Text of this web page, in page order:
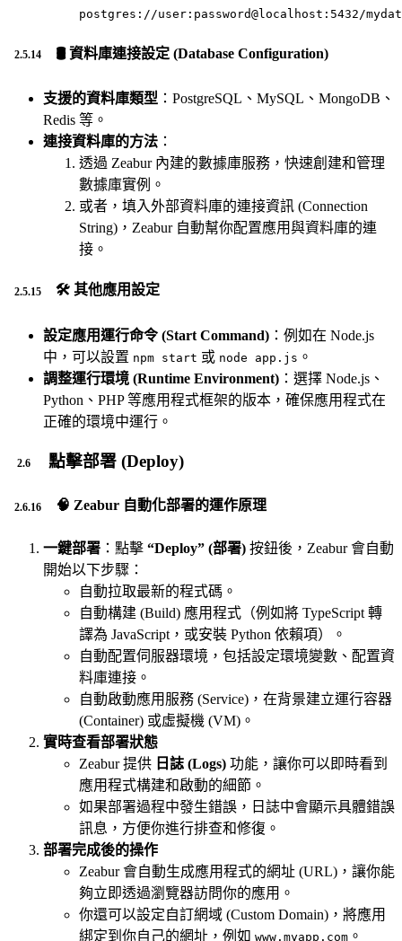
postgres://user:password@localhost:5432/
🛢️ 資料庫連接設定 (Database Configuration)
支援的資料庫類型 ：PostgreSQL、MySQL、MongoDB、
Redis 等。
連接資料庫的方法 ：
透過 Zeabur 內建的數據庫服務，快速創建和管理
數據庫實例。
或者，填入外部資料庫的連接資訊 (Connection
String)，Zeabur 自動幫你配置應用與資料庫的連
接。
🛠️ 其他應用設定
設定應用運行命令 (Start Command) ：例如在 Node.js
中，可以設置 npm start 或 node app.js 。
調整運行環境 (Runtime Environment) ：選擇 Node.js、
Python、PHP 等應用程式框架的版本，確保應用程式在
正確的環境中運行。
點擊部署 (Deploy)
🧠 Zeabur 自動化部署的運作原理
一鍵部署 ：點擊 “Deploy” (部署) 按鈕後，Zeabur 會自動
開始以下步驟：
自動拉取最新的程式碼。
自動構建 (Build) 應用程式（例如將 TypeScript 轉
譯為 JavaScript，或安裝 Python 依賴項）。
自動配置伺服器環境，包括設定環境變數、配置資
料庫連接。
自動啟動應用服務 (Service)，在背景建立運行容器
(Container) 或虛擬機 (VM)。
實時查看部署狀態
Zeabur 提供 日誌 (Logs) 功能，讓你可以即時看到
應用程式構建和啟動的細節。
如果部署過程中發生錯誤，日誌中會顯示具體錯誤
訊息，方便你進行排查和修復。
部署完成後的操作
Zeabur 會自動生成應用程式的網址 (URL)，讓你能
夠立即透過瀏覽器訪問你的應用。
你還可以設定自訂網域 (Custom Domain)，將應用
綁定到你自己的網址，例如 www.myapp.com 。